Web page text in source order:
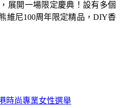
展開一場限定慶典！設有多個
維尼100周年限定精品，DIY香